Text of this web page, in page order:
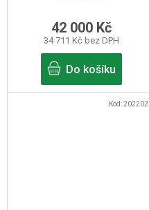
34 711 Kč bez DPH
42 000 Kč
Do košíku
Kód:202202